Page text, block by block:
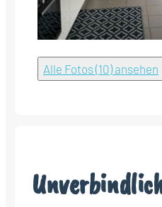
Alle Fotos (10) ansehen